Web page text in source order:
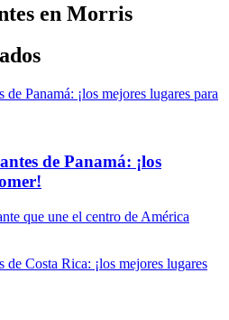
en Morris
de Panamá: ¡los
que une el centro de América